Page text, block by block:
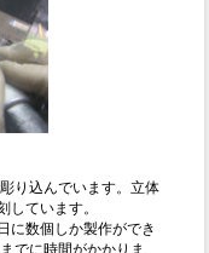
り込んでいます。立体
しています。
に数個しか製作ができ
でに時間がかかりま